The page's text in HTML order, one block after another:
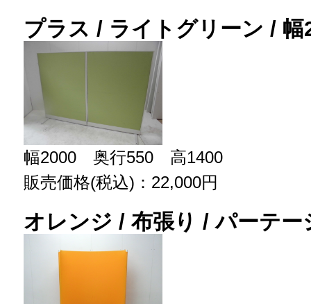
プラス / ライトグリーン / 幅
幅2000 奥行550 高1400
販売価格(税込)：22,000円
オレンジ / 布張り / パーテー